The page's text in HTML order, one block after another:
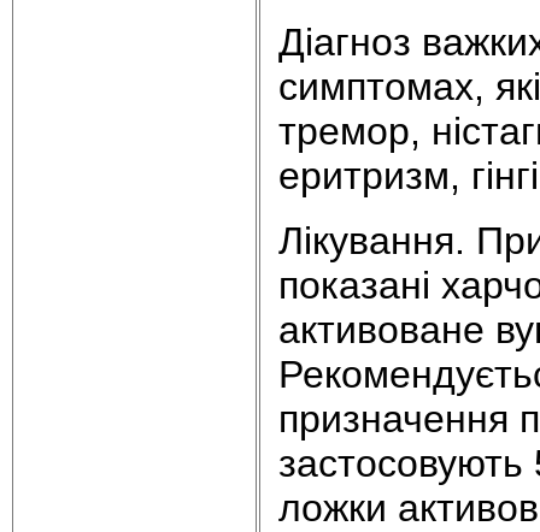
Діагноз
симптомах,
тремор,
еритризм,
Лікування.
показані
активоване
призначення
ложки